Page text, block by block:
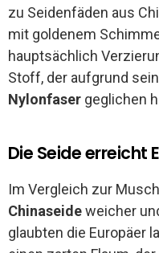
zu Seidenfäden aus
mit goldenem
hauptsächlich
Stoff, der aufgrund
Nylonfaser geglichen
Die Seide erreicht
Im Vergleich zur
Chinaseideweicher
glaubten die Europäer